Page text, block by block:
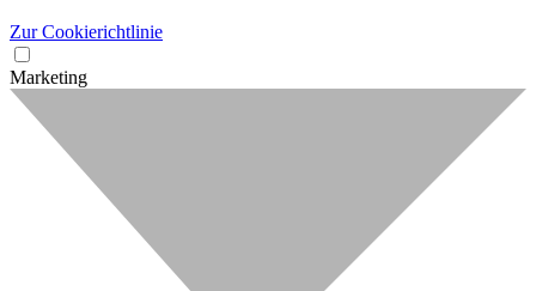
Zur Cookierichtlinie
Marketing